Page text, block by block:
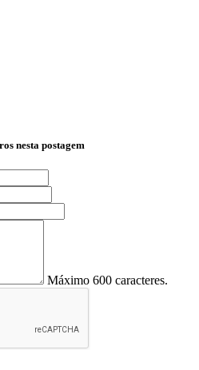
nesta postagem
Máximo 600 caracteres.